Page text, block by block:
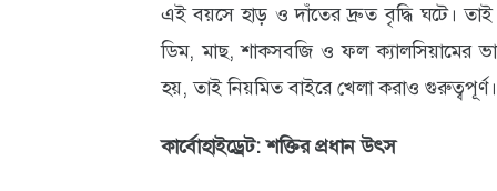
এই বয়সে হাড় ও দাঁতের দ্রুত বৃদ্ধি ঘটে।
ডিম, মাছ, শাকসবজি ও ফল ক্যালসিয়ামের
হয়, তাই নিয়মিত বাইরে খেলা করাও গুরুত্বপূর্ণ।
কার্বোহাইড্রেট: শক্তির প্রধান উৎস